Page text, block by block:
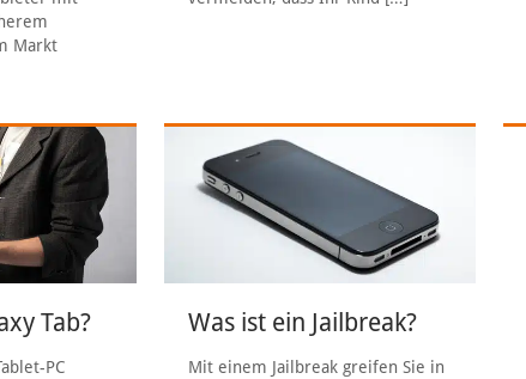
Markt
Tab?
PC
Was ist ein Jailbreak?
Mit einem Jailbreak greifen Sie in